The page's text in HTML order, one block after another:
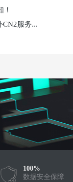
！
CN2服务...
100%
数据安全保障